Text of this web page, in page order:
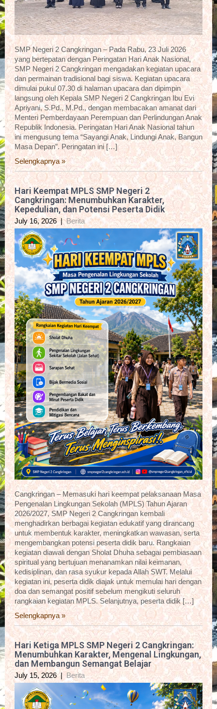
SMP Negeri 2 Cangkringan – Pada Rabu, 23 Juli 2026
yang bertepatan dengan Peringatan Hari Anak Nasional,
SMP Negeri 2 Cangkringan mengadakan kegiatan upacara
dan permainan tradisional bagi siswa. Kegiatan upacara
dimulai pukul 07.30 di halaman upacara dan dipimpin
langsung oleh Kepala SMP Negeri 2 Cangkringan Ibu Evi
Apriyani, S.Pd., M.Pd., dengan membacakan amanat dari
Menteri Pemberdayaan Perempuan dan Perlindungan Anak
Republik Indonesia. Peringatan Hari Anak Nasional tahun
ini mengusung tema “Sayangi Anak, Lindungi Anak, Bangun
Masa Depan”. Peringatan ini […]
Selengkapnya »
Hari Keempat MPLS SMP Negeri 2
Cangkringan: Menumbuhkan Karakter,
Kepedulian, dan Potensi Peserta Didik
July 16, 2026 |Berita
Cangkringan – Memasuki hari keempat pelaksanaan Masa
Pengenalan Lingkungan Sekolah (MPLS) Tahun Ajaran
2026/2027, SMP Negeri 2 Cangkringan kembali
menghadirkan berbagai kegiatan edukatif yang dirancang
untuk membentuk karakter, meningkatkan wawasan, serta
mengembangkan potensi peserta didik baru. Rangkaian
kegiatan diawali dengan Sholat Dhuha sebagai pembiasaan
spiritual yang bertujuan menanamkan nilai keimanan,
kedisiplinan, dan rasa syukur kepada Allah SWT. Melalui
kegiatan ini, peserta didik diajak untuk memulai hari dengan
doa dan semangat positif sebelum mengikuti seluruh
rangkaian kegiatan MPLS. Selanjutnya, peserta didik […]
Selengkapnya »
Hari Ketiga MPLS SMP Negeri 2 Cangkringan:
Menumbuhkan Karakter, Mengenal Lingkungan,
dan Membangun Semangat Belajar
July 15, 2026 |Berita